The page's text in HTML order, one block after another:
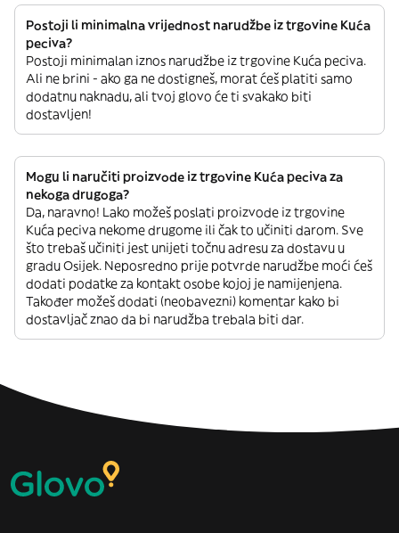
Postoji li minimalna vrijednost narudžbe iz trgovine Kuća
peciva?
Postoji minimalan iznos narudžbe iz trgovine Kuća peciva.
Ali ne brini - ako ga ne dostigneš, morat ćeš platiti samo
dodatnu naknadu, ali tvoj glovo će ti svakako biti
dostavljen!
Mogu li naručiti proizvode iz trgovine Kuća peciva za
nekoga drugoga?
Da, naravno! Lako možeš poslati proizvode iz trgovine
Kuća peciva nekome drugome ili čak to učiniti darom. Sve
što trebaš učiniti jest unijeti točnu adresu za dostavu u
gradu Osijek. Neposredno prije potvrde narudžbe moći ćeš
dodati podatke za kontakt osobe kojoj je namijenjena.
Također možeš dodati (neobavezni) komentar kako bi
dostavljač znao da bi narudžba trebala biti dar.